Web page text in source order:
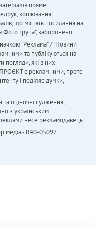
пряме
копіювання,
що містять посилання на
Фото Група", заборонено.
"Реклама" / "Новини
та публікуються на
погляди, які в них
є рекламними, проте
і поділяє думки,
та оціночні судження,
з українським
реклами несе рекламодавець.
медіа - R40-05097